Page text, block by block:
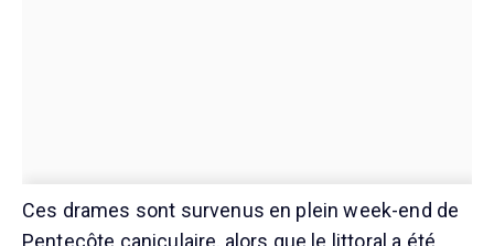
Ces drames sont survenus en plein week-end de
Pentecôte caniculaire, alors que le littoral a été